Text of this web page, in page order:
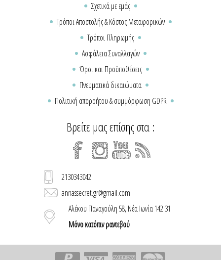
Σχετικά με εμάς
Τρόποι Αποστολής & Κόστος Μεταφορικών
Τρόποι Πληρωμής
Ασφάλεια Συναλλαγών
Όροι και Προϋποθέσεις
Πνευματικά δικαιώματα
Πολιτική απορρήτου & συμμόρφωση GDPR
Βρείτε μας επίσης στα :
2130343042
annassecret.gr@gmail.com
Αλέκου Παναγούλη 58, Νέα Ιωνία 142 31
Μόνο κατόπιν ραντεβού